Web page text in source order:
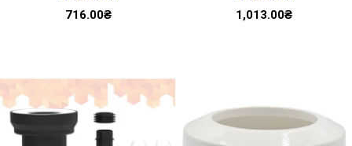
716.00₴ 1,013.00₴